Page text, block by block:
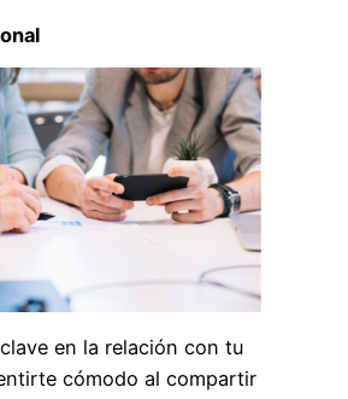
en la relación con tu
cómodo al compartir